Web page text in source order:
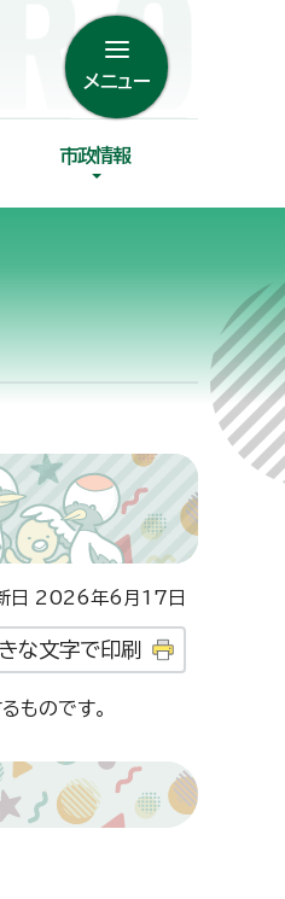
メニュー
市政情報
2026年6月17日
な文字で印刷
ものです。